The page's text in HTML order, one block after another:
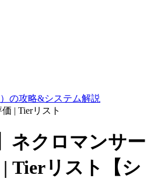
の攻略&システム解説
| Tierリスト
ネクロマンサー
Tierリスト【シ